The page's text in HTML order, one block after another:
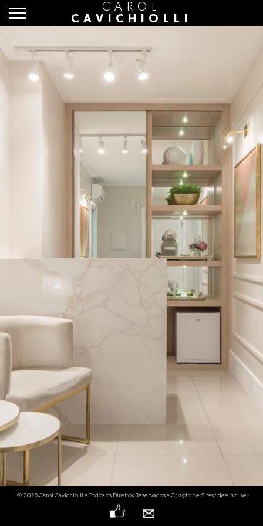
CAROL
CAVICHIOLLI
© 2026 Carol Cavichiolli • Todos os Direitos Reservados • Criação de Sites : dee.house